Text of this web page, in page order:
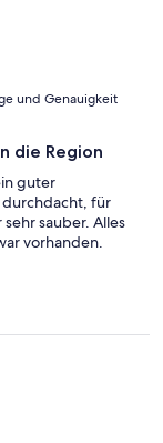
und Genauigkeit
die Region
guter
durchdacht, für
sauber. Alles
vorhanden.